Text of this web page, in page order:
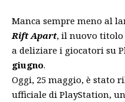
Manca sempre meno al
Rift Apart, il nuovo titolo
a deliziare i giocatori su
giugno.
Oggi, 25 maggio, è stato
ufficiale di PlayStation,